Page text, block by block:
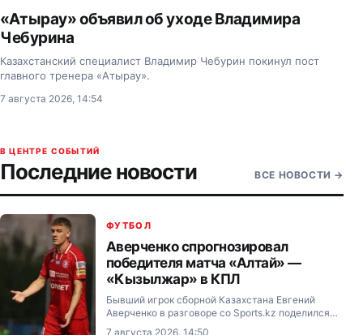
«Атырау» объявил об уходе Владимира
Чебурина
Казахстанский специалист Владимир Чебурин покинул пост
главного тренера «Атырау».
7 августа 2026, 14:54
В ЦЕНТРЕ СОБЫТИЙ
Последние новости ВСЕ НОВОСТИ →
ФУТБОЛ
Аверченко спрогнозировал
победителя матча «Алтай» —
«Кызылжар» в КПЛ
Бывший игрок сборной Казахстана Евгений
Аверченко в разговоре со Sports.kz поделился
прогнозом на предстоящий матч 21-го тура
7 августа 2026, 14:50